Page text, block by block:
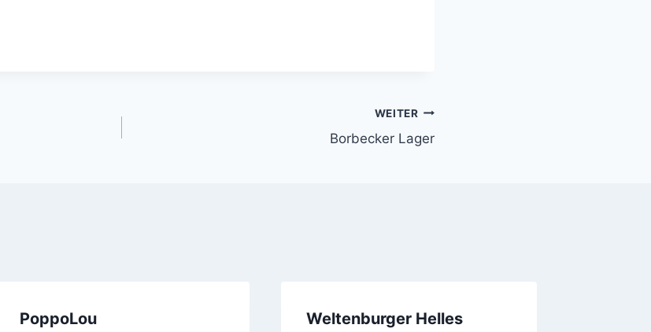
WEITER
Borbecker Lager
PoppoLou
Weltenburger Helles